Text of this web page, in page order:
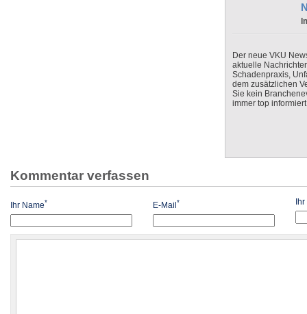
Der neue VKU
aktuelle
Schadenpraxis,
dem zusätzlichen
Sie kein
immer top
Kommentar verfassen
Ihr Name* E-Mail* Ihr